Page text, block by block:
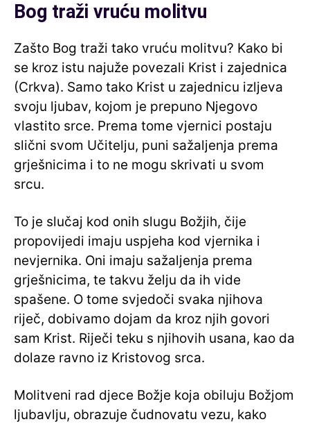
Bog traži vruću molitvu
Zašto Bog traži tako vruću molitvu? Kako bi
se kroz istu najuže povezali Krist i zajednica
(Crkva). Samo tako Krist u zajednicu izljeva
svoju ljubav, kojom je prepuno Njegovo
vlastito srce. Prema tome vjernici postaju
slični svom Učitelju, puni sažaljenja prema
grješnicima i to ne mogu skrivati ​​u svom
srcu.
To je slučaj kod onih slugu Božjih, čije
propovijedi imaju uspjeha kod vjernika i
nevjernika. Oni imaju sažaljenja prema
grješnicima, te takvu želju da ih vide
spašene. O tome svjedoči svaka njihova
riječ, dobivamo dojam da kroz njih govori
sam Krist. Riječi teku s njihovih usana, kao da
dolaze ravno iz Kristovog srca.
Molitveni rad djece Božje koja obiluju Božjom
ljubavlju, obrazuje čudnovatu vezu, kako